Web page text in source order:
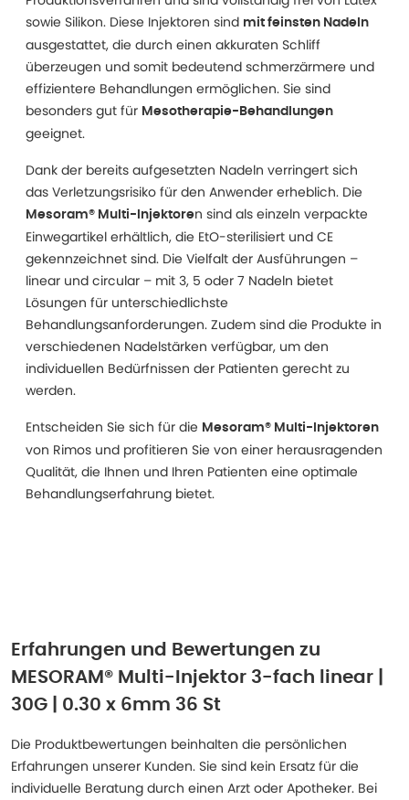
sowie Silikon. Diese Injektoren sind mit feinsten Nadeln
ausgestattet, die durch einen akkuraten Schliff
überzeugen und somit bedeutend schmerzärmere und
effizientere Behandlungen ermöglichen. Sie sind
besonders gut für Mesotherapie-Behandlungen
geeignet.
Dank der bereits aufgesetzten Nadeln verringert sich
das Verletzungsrisiko für den Anwender erheblich. Die
Mesoram® Multi-Injektoren sind als einzeln verpackte
Einwegartikel erhältlich, die EtO-sterilisiert und CE
gekennzeichnet sind. Die Vielfalt der Ausführungen –
linear und circular – mit 3, 5 oder 7 Nadeln bietet
Lösungen für unterschiedlichste
Behandlungsanforderungen. Zudem sind die Produkte in
verschiedenen Nadelstärken verfügbar, um den
individuellen Bedürfnissen der Patienten gerecht zu
werden.
Entscheiden Sie sich für die Mesoram® Multi-Injektoren
von Rimos und profitieren Sie von einer herausragenden
Qualität, die Ihnen und Ihren Patienten eine optimale
Behandlungserfahrung bietet.
Erfahrungen und Bewertungen zu
MESORAM® Multi-Injektor 3-fach linear |
30G | 0.30 x 6mm 36 St
Die Produktbewertungen beinhalten die persönlichen
Erfahrungen unserer Kunden. Sie sind kein Ersatz für die
individuelle Beratung durch einen Arzt oder Apotheker. Bei